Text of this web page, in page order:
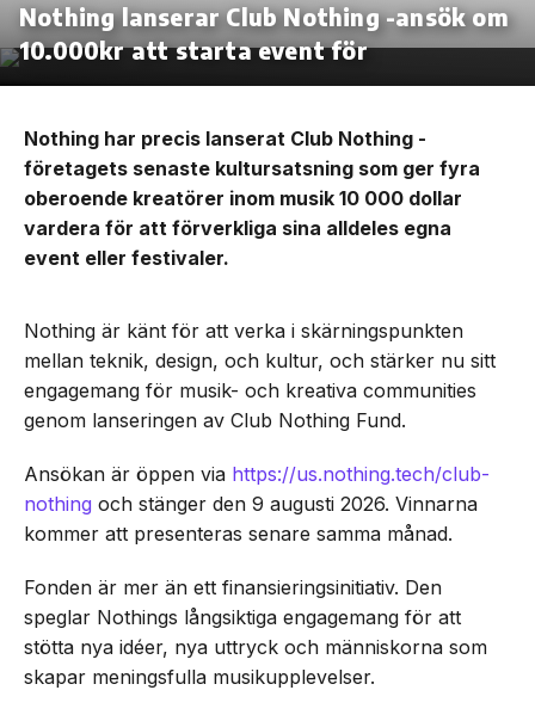
Nothing lanserar Club Nothing -ansök om
10.000kr att starta event för
Nothing har precis lanserat Club Nothing -
företagets senaste kultursatsning som ger fyra
oberoende kreatörer inom musik 10 000 dollar
vardera för att förverkliga sina alldeles egna
event eller festivaler.
Nothing är känt för att verka i skärningspunkten
mellan teknik, design, och kultur, och stärker nu sitt
engagemang för musik- och kreativa communities
genom lanseringen av Club Nothing Fund.
Ansökan är öppen via https://us.nothing.tech/club-
nothing och stänger den 9 augusti 2026. Vinnarna
kommer att presenteras senare samma månad.
Fonden är mer än ett finansieringsinitiativ. Den
speglar Nothings långsiktiga engagemang för att
stötta nya idéer, nya uttryck och människorna som
skapar meningsfulla musikupplevelser.